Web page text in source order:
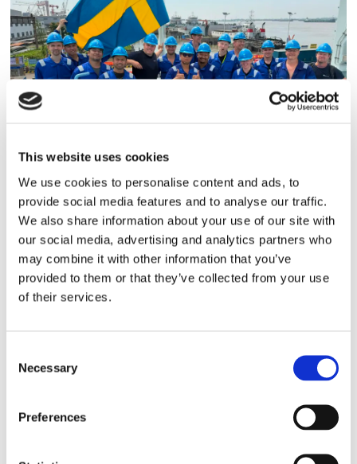
This website uses cookies
We use cookies to personalise content and ads, to
provide social media features and to analyse our traffic.
We also share information about your use of our site with
our social media, advertising and analytics partners who
may combine it with other information that you’ve
provided to them or that they’ve collected from your use
of their services.
Selection
Necessary
Preferences
Sirius tar leverans av
nybygge
Lars ”Lasse” Fransén